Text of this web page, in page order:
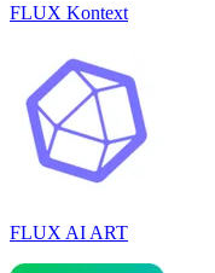
FLUX Kontext
FLUX AI ART